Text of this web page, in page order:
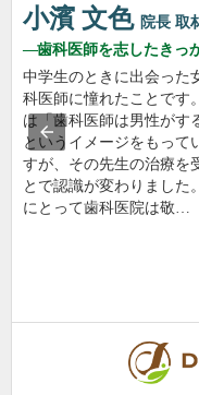
小濱 文色 院長 取
歯科医師を志したきっ
中学生のときに出会った
科医師に憧れたことです
は「歯科医師は男性がす
というイメージをもって
すが、その先生の治療を
とで認識が変わりました
にとって歯科医院は敬…